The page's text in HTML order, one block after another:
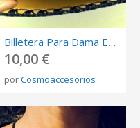
Billetera Para Dama En Cuero - Azul
10,00 €
porCosmoaccesorios